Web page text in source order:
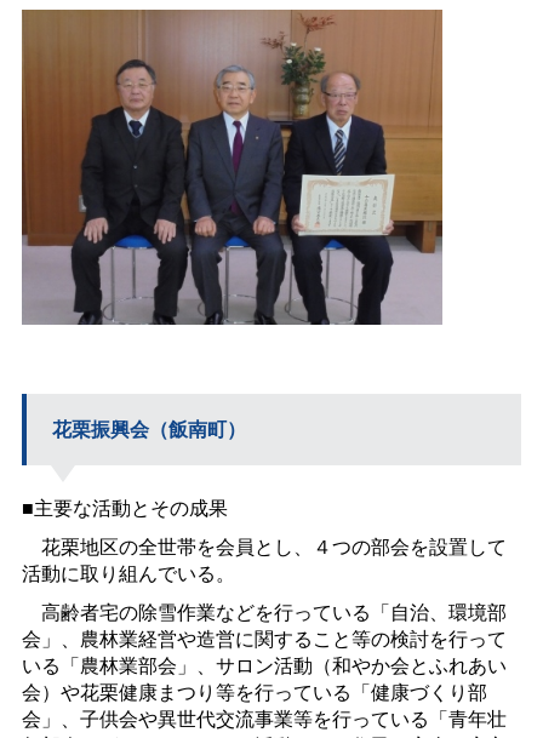
花栗振興会（飯南町）
■主要な活動とその成果
花栗地区の全世帯を会員とし、４つの部会を設置して
活動に取り組んでいる。
高齢者宅の除雪作業などを行っている「自治、環境部
会」、農林業経営や造営に関すること等の検討を行って
いる「農林業部会」、サロン活動（和やか会とふれあい
会）や花栗健康まつり等を行っている「健康づくり部
会」、子供会や異世代交流事業等を行っている「青年壮